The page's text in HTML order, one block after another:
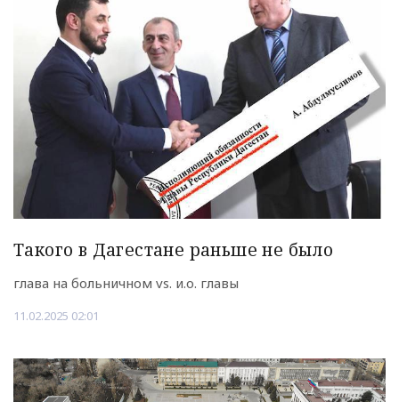
Такого в Дагестане раньше не было
глава на больничном vs. и.о. главы
11.02.2025 02:01